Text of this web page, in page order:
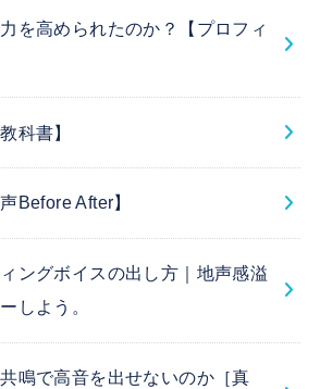
を高められたのか？【プロフィ
科書】
Before After】
ングボイスの出し方｜地声感溢
しよう。
鳴で高音を出せないのか［真